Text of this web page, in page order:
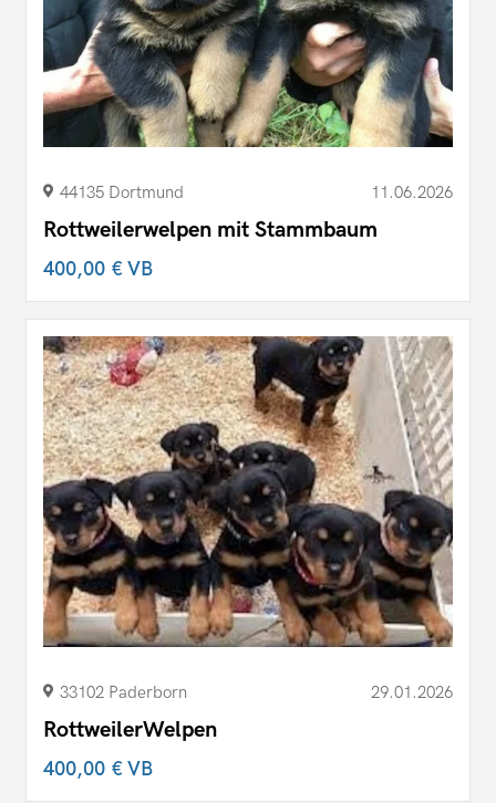
44135 Dortmund 11.06.2026
Rottweilerwelpen mit Stammbaum
400,00 €VB
33102 Paderborn 29.01.2026
RottweilerWelpen
400,00 €VB